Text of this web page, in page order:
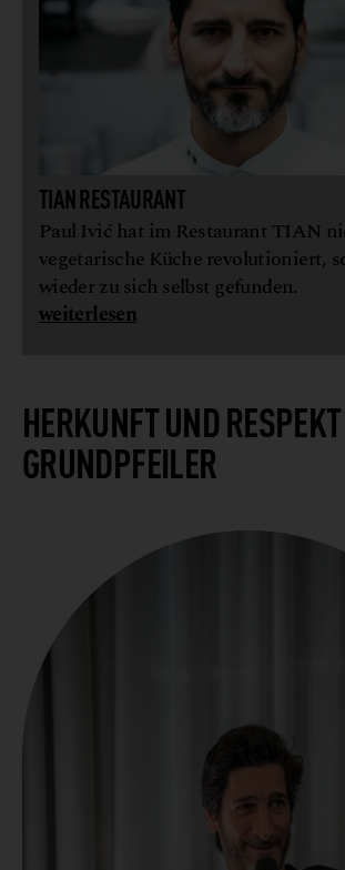
TIAN RESTAURANT
Paul Ivić hat im Restaurant TIAN
vegetarische Küche revolutioniert,
wieder zu sich selbst gefunden.
weiterlesen
HERKUNFT UND
GRUNDPFEILER